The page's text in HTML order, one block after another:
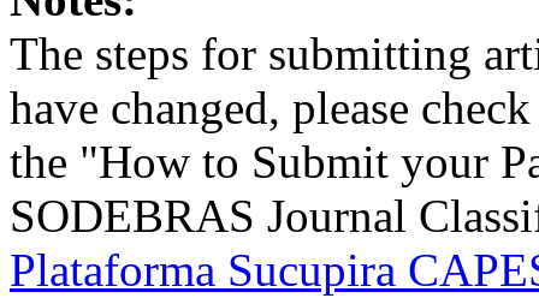
The steps for submitting
have changed, please
the "How to Submit your
SODEBRAS Journal
Plataforma Sucupira